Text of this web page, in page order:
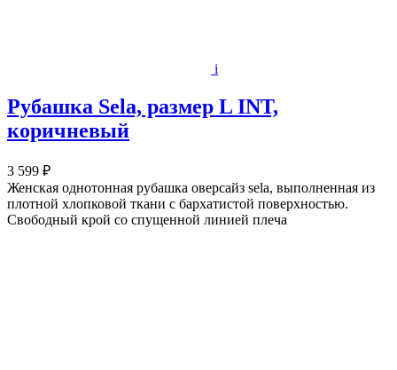
i
Рубашка Sela, размер L INT,
коричневый
3 599 ₽
Женская однотонная рубашка оверсайз sela, выполненная из
плотной хлопковой ткани с бархатистой поверхностью.
Свободный крой со спущенной линией плеча